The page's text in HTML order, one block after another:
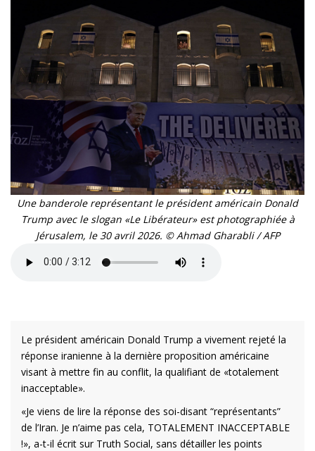
Une banderole représentant le président américain Donald
Trump avec le slogan «Le Libérateur» est photographiée à
Jérusalem, le 30 avril 2026. © Ahmad Gharabli / AFP
Le président américain Donald Trump a vivement rejeté la
réponse iranienne à la dernière proposition américaine
visant à mettre fin au conflit, la qualifiant de «totalement
inacceptable».
«Je viens de lire la réponse des soi-disant “représentants”
de l’Iran. Je n’aime pas cela, TOTALEMENT INACCEPTABLE
!», a-t-il écrit sur Truth Social, sans détailler les points